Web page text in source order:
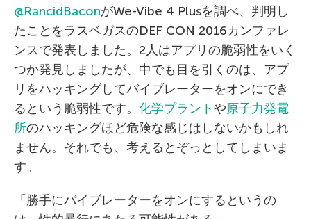
@RancidBaconがWe-Vibe 4 Plusを調べ、判明し
たことをラスベガスのDEF CON 2016カンファレ
ンスで発表しました。2人はアプリの脆弱性をいく
つか発見しましたが、中でも目を引くのは、アプ
リをハッキングしてバイブレーターをオンにでき
るという脆弱性です。 化学プラントや原子力発電
所のハッキングほど危険な感じはしないかもしれ
ません。それでも、考えるとぞっとしてしまいま
す。
「勝手にバイブレーターをオンにするというの